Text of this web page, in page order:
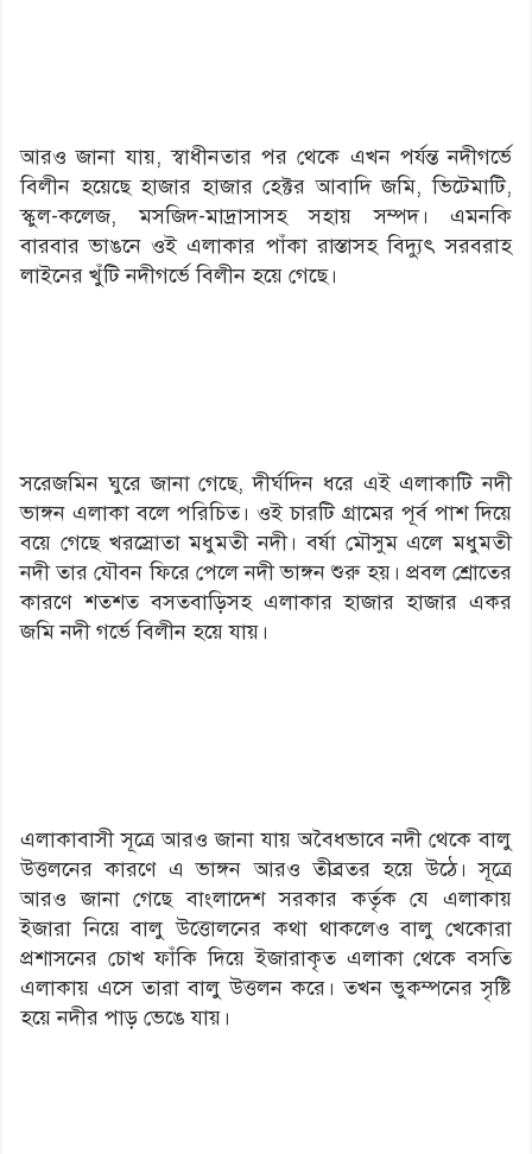
আরও জানা যায়, স্বাধীনতার পর থেকে এখন পর্যন্ত নদীগর্ভে
বিলীন হয়েছে হাজার হাজার হেক্টর আবাদি জমি, ভিটেমাটি,
স্কুল-কলেজ, মসজিদ-মাদ্রাসাসহ সহায় সম্পদ। এমনকি
বারবার ভাঙনে ওই এলাকার পাঁকা রাস্তাসহ বিদ্যুৎ সরবরাহ
লাইনের খুঁটি নদীগর্ভে বিলীন হয়ে গেছে।
সরেজমিন ঘুরে জানা গেছে, দীর্ঘদিন ধরে এই এলাকাটি নদী
ভাঙ্গন এলাকা বলে পরিচিত। ওই চারটি গ্রামের পূর্ব পাশ দিয়ে
বয়ে গেছে খরস্রোতা মধুমতী নদী। বর্ষা মৌসুম এলে মধুমতী
নদী তার যৌবন ফিরে পেলে নদী ভাঙ্গন শুরু হয়। প্রবল শ্রোতের
কারণে শতশত বসতবাড়িসহ এলাকার হাজার হাজার একর
জমি নদী গর্ভে বিলীন হয়ে যায়।
এলাকাবাসী সূত্রে আরও জানা যায় অবৈধভাবে নদী থেকে বালু
উত্তলনের কারণে এ ভাঙ্গন আরও তীব্রতর হয়ে উঠে। সূত্রে
আরও জানা গেছে বাংলাদেশ সরকার কর্তৃক যে এলাকায়
ইজারা নিয়ে বালু উত্তোলনের কথা থাকলেও বালু খেকোরা
প্রশাসনের চোখ ফাঁকি দিয়ে ইজারাকৃত এলাকা থেকে বসতি
এলাকায় এসে তারা বালু উত্তলন করে। তখন ভুকম্পনের সৃষ্টি
হয়ে নদীর পাড় ভেঙে যায়।